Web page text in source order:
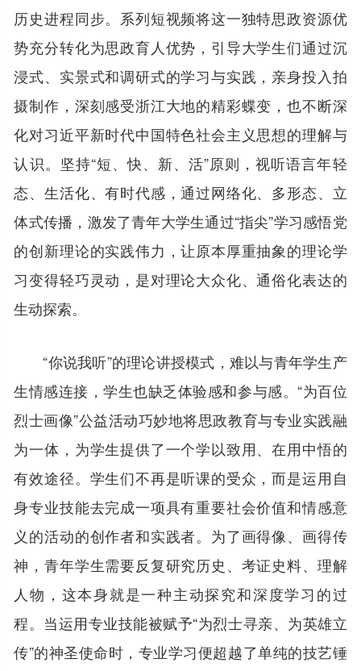
历史进程同步。系列短视频将这一独特思政资源优
势充分转化为思政育人优势，引导大学生们通过沉
浸式、实景式和调研式的学习与实践，亲身投入拍
摄制作，深刻感受浙江大地的精彩蝶变，也不断深
化对习近平新时代中国特色社会主义思想的理解与
认识。坚持“短、快、新、活”原则，视听语言年轻
态、生活化、有时代感，通过网络化、多形态、立
体式传播，激发了青年大学生通过“指尖”学习感悟党
的创新理论的实践伟力，让原本厚重抽象的理论学
习变得轻巧灵动，是对理论大众化、通俗化表达的
生动探索。
“你说我听”的理论讲授模式，难以与青年学生产
生情感连接，学生也缺乏体验感和参与感。“为百位
烈士画像”公益活动巧妙地将思政教育与专业实践融
为一体，为学生提供了一个学以致用、在用中悟的
有效途径。学生们不再是听课的受众，而是运用自
身专业技能去完成一项具有重要社会价值和情感意
义的活动的创作者和实践者。为了画得像、画得传
神，青年学生需要反复研究历史、考证史料、理解
人物，这本身就是一种主动探究和深度学习的过
程。当运用专业技能被赋予“为烈士寻亲、为英雄立
传”的神圣使命时，专业学习便超越了单纯的技艺锤